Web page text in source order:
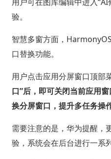
验。
智慧多窗方面，
口替换功能。
用户点击应用分屏窗口顶部
口”后，即可关闭当前应用
换分屏窗口，提升多任务操
需要注意的是，华为提醒，
验，系统会在后台进行一系